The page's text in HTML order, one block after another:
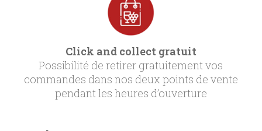
Click and collect gratuit
Possibilité de retirer gratuitement vos
commandes dans nos deux points de vente
pendant les heures d’ouverture